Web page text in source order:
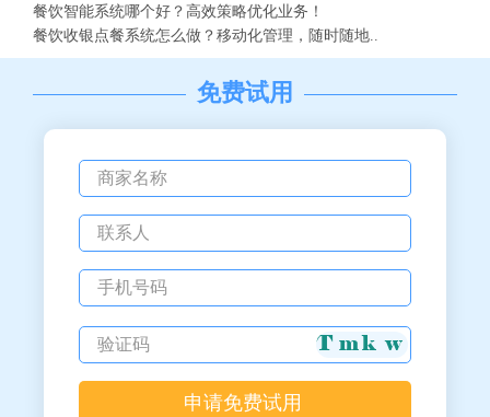
餐饮智能系统哪个好？高效策略优化业务！
餐饮收银点餐系统怎么做？移动化管理，随时随地..
免费试用